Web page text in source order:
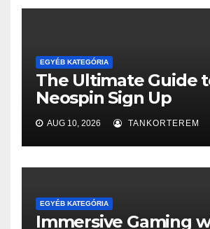
EGYÉB KATEGÓRIA
The Ultimate Guide
Neospin Sign Up
AUG 10, 2026 TANKORTEREM
EGYÉB KATEGÓRIA
Immersive Gaming